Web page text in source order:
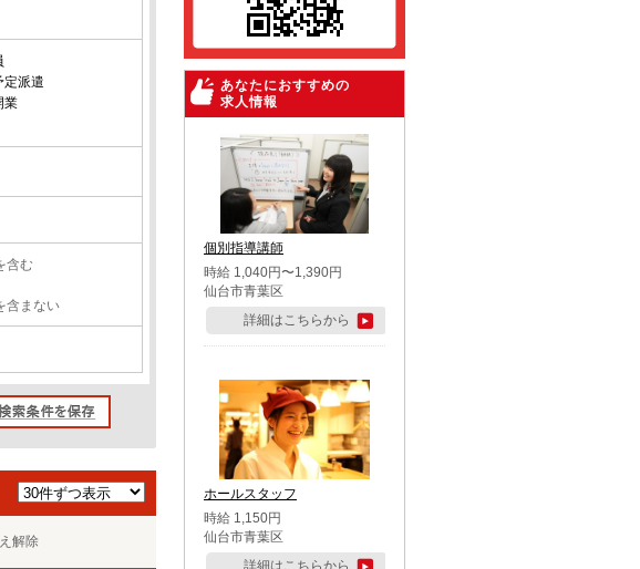
定派遣
業
含む
含まない
解除
あなたにおすすめの
求人情報
個別指導講師
時給 1,040円〜1,390円
仙台市青葉区
詳細はこちらから
ホールスタッフ
時給 1,150円
仙台市青葉区
詳細はこちらから